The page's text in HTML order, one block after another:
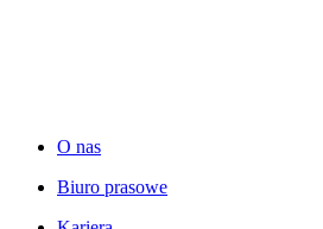
O nas
Biuro prasowe